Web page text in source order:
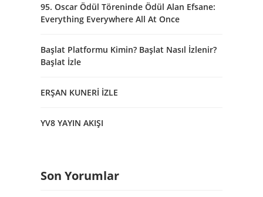
95. Oscar Ödül Töreninde Ödül Alan Efsane:
Everything Everywhere All At Once
Başlat Platformu Kimin? Başlat Nasıl İzlenir?
Başlat İzle
ERŞAN KUNERİ İZLE
YV8 YAYIN AKIŞI
Son Yorumlar